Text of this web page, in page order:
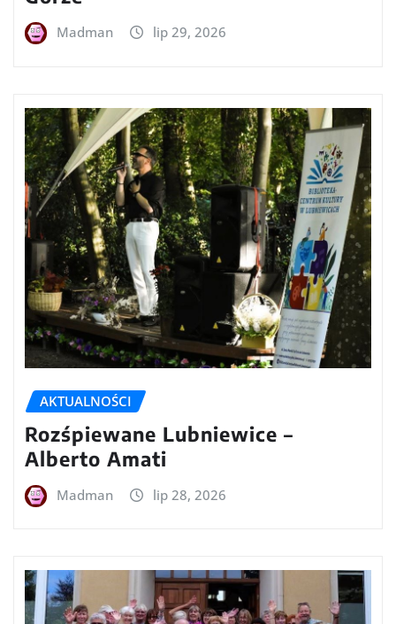
Madman lip 29, 2026
AKTUALNOŚCI
Rozśpiewane Lubniewice –
Alberto Amati
Madman lip 28, 2026